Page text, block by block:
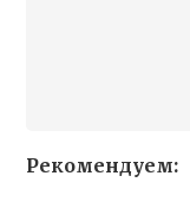
Рекомендуем: